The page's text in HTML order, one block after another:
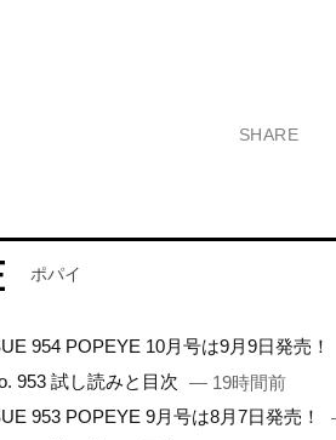
SHARE
ポパイ
954 POPEYE 10月号は9月9日発売！
953 試し読みと目次 — 19時間前
953 POPEYE 9月号は8月7日発売！